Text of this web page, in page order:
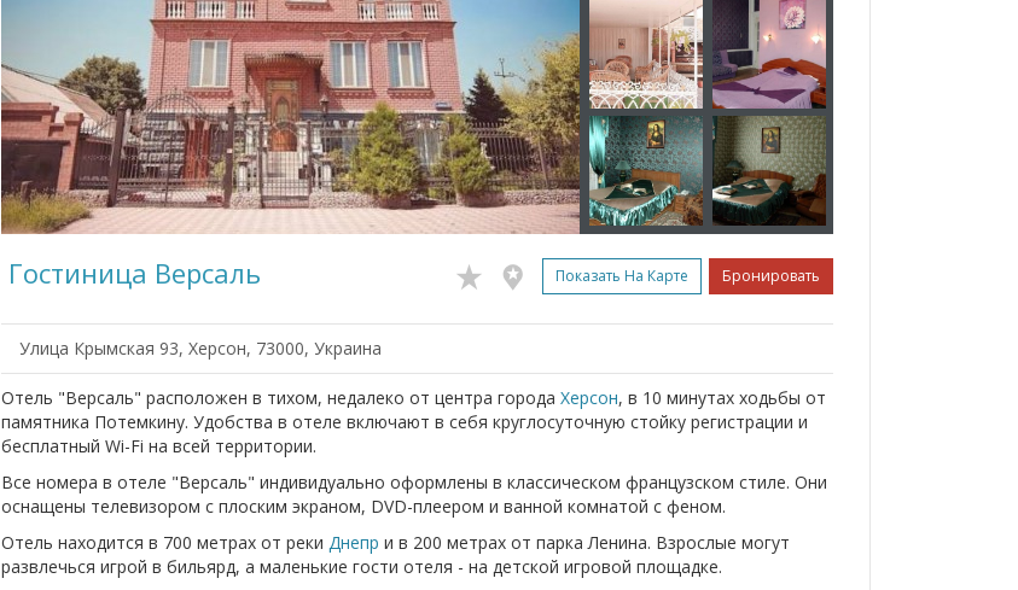
Гостиница Версаль Показать На Карте Бронировать
Улица Крымская 93, Херсон, 73000, Украина
Отель "Версаль" расположен в тихом, недалеко от центра города Херсон, в 10 минутах ходьбы от
памятника Потемкину. Удобства в отеле включают в себя круглосуточную стойку регистрации и
бесплатный Wi-Fi на всей территории.
Все номера в отеле "Версаль" индивидуально оформлены в классическом французском стиле. Они
оснащены телевизором с плоским экраном, DVD-плеером и ванной комнатой с феном.
Отель находится в 700 метрах от реки Днепр и в 200 метрах от парка Ленина. Взрослые могут
развлечься игрой в бильярд, а маленькие гости отеля - на детской игровой площадке.